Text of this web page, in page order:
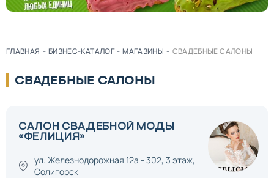
ГЛАВНАЯ - БИЗНЕС-КАТАЛОГ - МАГАЗИНЫ - СВАДЕБНЫЕ САЛОНЫ
СВАДЕБНЫЕ САЛОНЫ
САЛОН СВАДЕБНОЙ МОДЫ
«ФЕЛИЦИЯ»
ул. Железнодорожная 12а - 302, 3 этаж,
Солигорск